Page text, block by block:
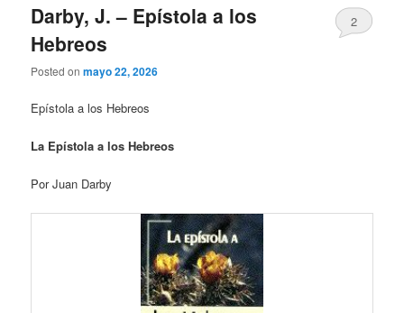
Darby, J. – Epístola a los
Hebreos
Posted onmayo 22, 2026
2
Epístola a los Hebreos
La Epístola a los Hebreos
Por Juan Darby